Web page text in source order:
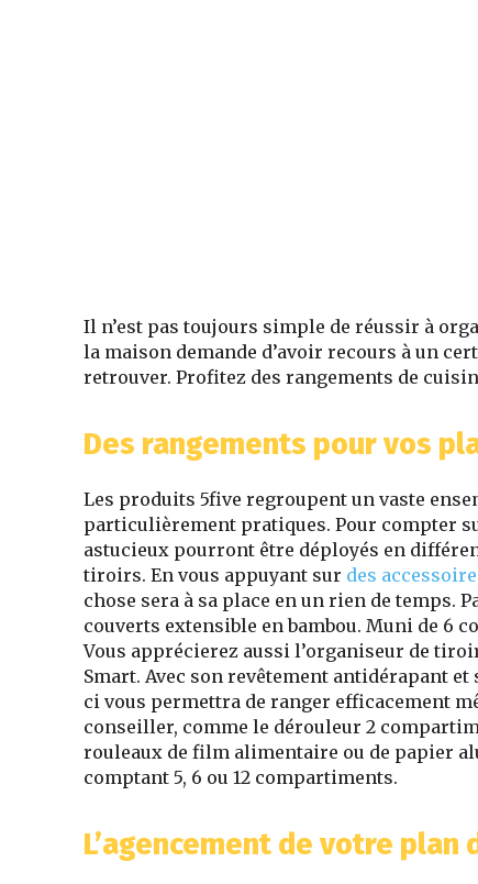
Il n’est pas toujours simple de réussir à
la maison demande d’avoir recours à un
retrouver. Profitez des rangements de
Des rangements pour vos
Les produits 5five regroupent un vaste
particulièrement pratiques. Pour compter
astucieux pourront être déployés en
tiroirs. En vous appuyant sur des
chose sera à sa place en un rien de temps.
couverts extensible en bambou. Muni de 6
Vous apprécierez aussi l’organiseur de
Smart. Avec son revêtement antidérapant
ci vous permettra de ranger efficacement
conseiller, comme le dérouleur 2
rouleaux de film alimentaire ou de papier
comptant 5, 6 ou 12 compartiments.
L’agencement de votre plan